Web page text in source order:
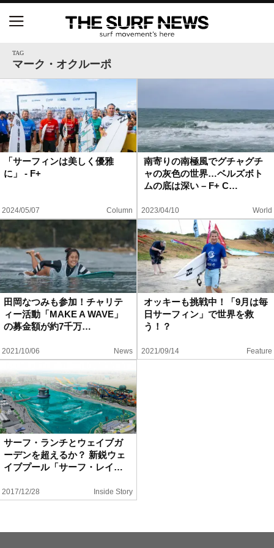
TAG
マーク・オクルーポ
「サーフィンは美しく優雅
に」 - F+
2024/05/07 Column
南寄りの南極風でグチャグチ
ャの灰色の世界…ベルズボト
ムの底は深い – F+ C…
2023/04/10 World
田岡なつみも参加！チャリテ
ィー活動「MAKE A WAVE」
の募金額が約7千万…
2021/10/06 News
オッキーも挑戦中！「9月は毎
日サーフィン」で世界を救
う！？
2021/09/14 Feature
サーフ・ランチとウェイブガ
ーデンを超えるか？ 新鋭ウェ
イブプール「サーフ・レイ…
2017/12/28 Inside Story
【五十嵐カノア独占インタビュー】旧友レオ、ジャ
ックとの豪華プライベートセッション
S.ONE ショート＆ロング開幕戦・現地リポート（高
橋みなと）
試合
ハウツー
ウェストジャパン
イベント・リリース